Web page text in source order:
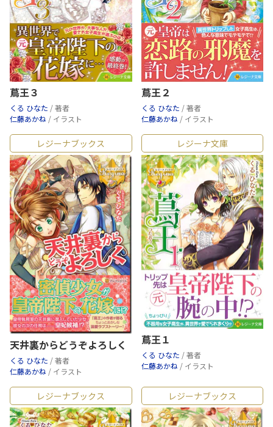
蔦王３
くる ひなた / 著者
仁藤あかね / イラスト
蔦王２
くる ひなた / 著者
仁藤あかね / イラスト
レジーナブックス
天井裏からどうぞよろしく
くる ひなた / 著者
仁藤あかね / イラスト
レジーナ文庫
蔦王１
くる ひなた / 著者
仁藤あかね / イラスト
レジーナブックス レジーナブックス